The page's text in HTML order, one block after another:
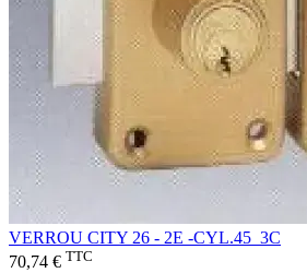
VERROU CITY 26 - 2E -CYL.45_3C
70,74 € TTC